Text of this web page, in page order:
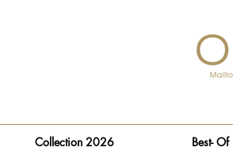
Collection 2026 Best- Of